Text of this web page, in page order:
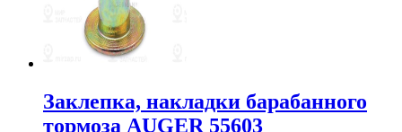
Заклепка, накладки барабанного
тормоза AUGER 55603